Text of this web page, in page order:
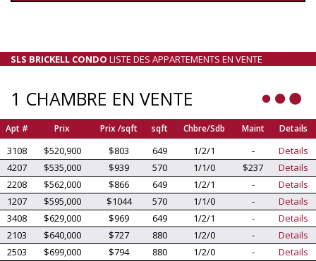
SLS BRICKELL CONDO LISTE DES APPARTEMENTS EN VENTE
1 CHAMBRE EN VENTE
Apt # Prix Prix /sqft sqft Chbre/Sdb Maint Details
3108 $520,900 $803 649 1/2/1 -
Details
4207
$535,000 $939 570 1/1/0 $237
Details
2208
$562,000 $866 649 1/2/1 -
Details
1207
$595,000 $1044 570 1/1/0 -
Details
3408
$629,000 $969 649 1/2/1 -
Details
2103
$640,000 $727 880 1/2/0 -
Details
2503
$699,000 $794 880 1/2/0 -
Details